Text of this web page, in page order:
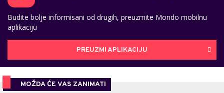
Budite bolje informisani od drugih, preuzmite Mondo mobilnu
aplikaciju
PREUZMI APLIKACIJU
MOŽDA ĆE VAS ZANIMATI